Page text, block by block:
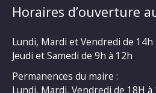
Horaires d’ouverture
Lundi, Mardi et Vendredi de 14h
Jeudi et Samedi de 9h à 12h
Permanences du maire :
Lundi, Mardi, Vendredi de 18H